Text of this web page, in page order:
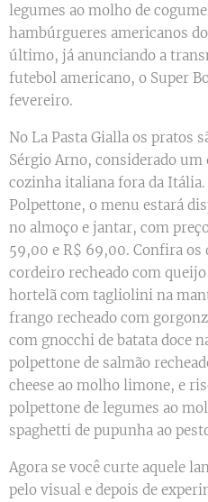
legumes ao molho de
hambúrgueres americanos
último, já anunciando a
futebol americano, o Super
fevereiro.
No La Pasta Gialla os pratos
Sérgio Arno, considerado
cozinha italiana fora da
Polpettone, o menu estará
no almoço e jantar, com
59,00 e R$ 69,00. Confira os
cordeiro recheado com
hortelã com tagliolini na
frango recheado com
com gnocchi de batata doce
polpettone de salmão
cheese ao molho limone, e
polpettone de legumes ao
spaghetti de pupunha ao
Agora se você curte aquele
pelo visual e depois de